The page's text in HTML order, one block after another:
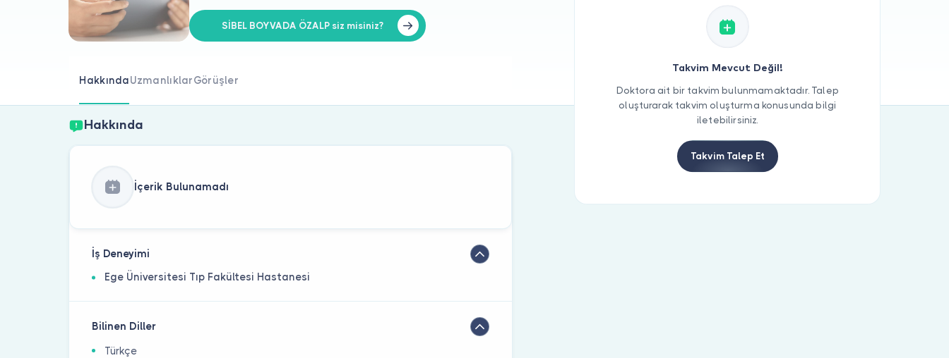
SİBEL BOYVADA ÖZALP siz misiniz?
HakkındaUzmanlıklarGörüşler
Hakkında
İçerik Bulunamadı
İş Deneyimi
Ege Üniversitesi Tıp Fakültesi Hastanesi
Bilinen Diller
Türkçe
Takvim Mevcut Değil!
Doktora ait bir takvim bulunmamaktadır. Talep
oluşturarak takvim oluşturma konusunda bilgi
iletebilirsiniz.
Takvim Talep Et